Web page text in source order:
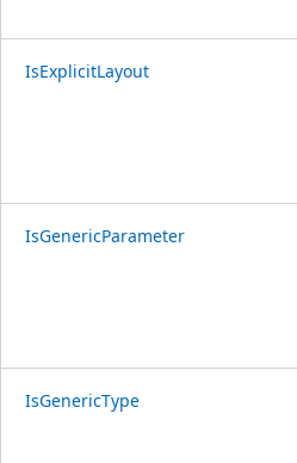
IsExplicitLayout
IsGenericParameter
IsGenericType